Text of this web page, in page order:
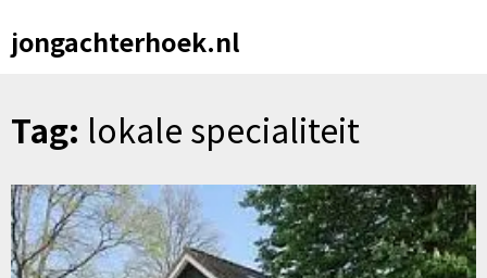
jongachterhoek.nl
Tag: lokale specialiteit